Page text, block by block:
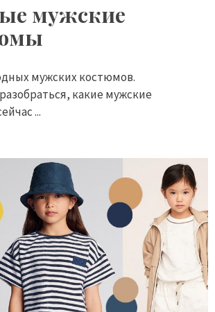
мужские
мужских костюмов.
какие мужские
...